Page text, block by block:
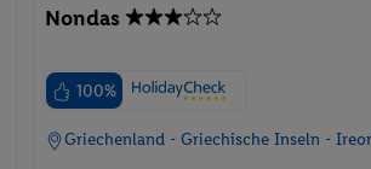
Nondas
100%
Griechenland - Griechische Inseln -